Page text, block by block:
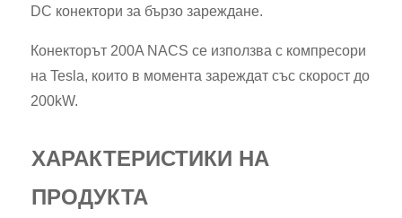
DC конектори за бързо зареждане.
Конекторът 200A NACS се използва с компресори
на Tesla, които в момента зареждат със скорост до
200kW.
ХАРАКТЕРИСТИКИ НА
ПРОДУКТА